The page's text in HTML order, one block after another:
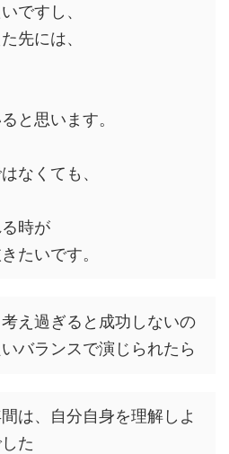
ですし、
先には、
と思います。
なくても、
時が
たいです。
え過ぎると成功しないの
バランスで演じられたら
は、自分自身を理解しよ
た